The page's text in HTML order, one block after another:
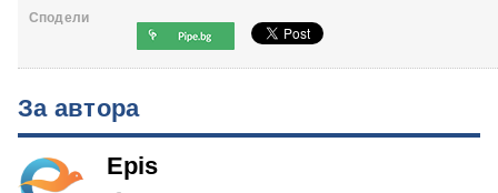
Сподели
За автора
Epis